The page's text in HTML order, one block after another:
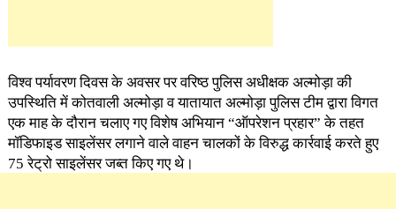
विश्व पर्यावरण दिवस के अवसर पर वरिष्ठ पुलिस अधीक्षक अल्मोड़ा की
उपस्थिति में कोतवाली अल्मोड़ा व यातायात अल्मोड़ा पुलिस टीम द्वारा विगत
एक माह के दौरान चलाए गए विशेष अभियान “ऑपरेशन प्रहार” के तहत
मॉडिफाइड साइलेंसर लगाने वाले वाहन चालकों के विरुद्ध कार्रवाई करते हुए
75 रेट्रो साइलेंसर जब्त किए गए थे।